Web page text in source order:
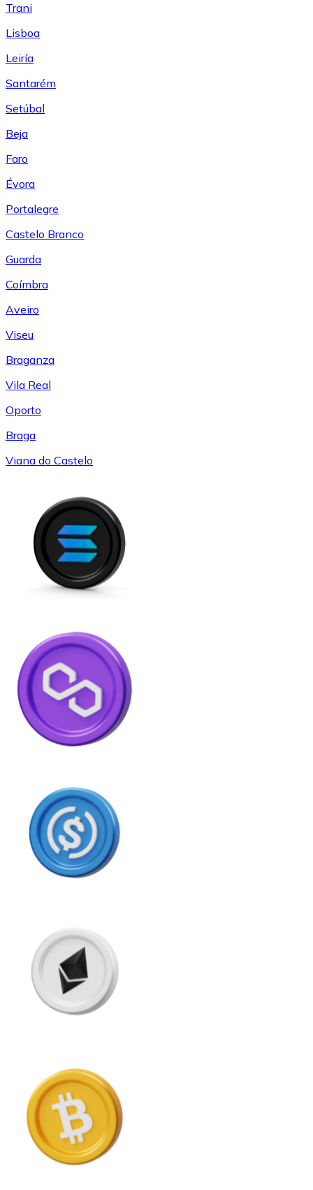
Trani
Lisboa
Leiría
Santarém
Setúbal
Beja
Faro
Évora
Portalegre
Castelo Branco
Guarda
Coímbra
Aveiro
Viseu
Braganza
Vila Real
Oporto
Braga
Viana do Castelo